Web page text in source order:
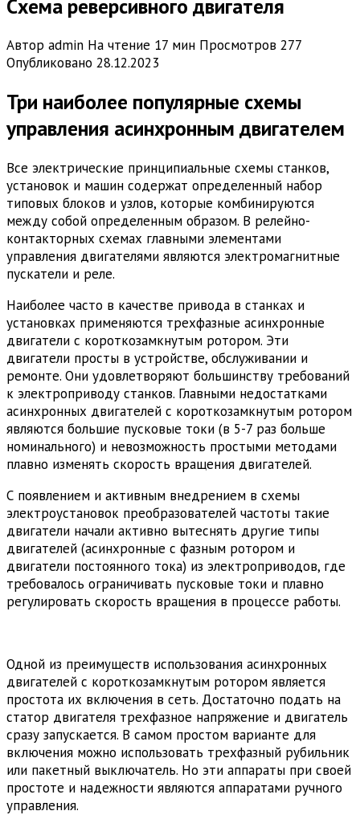
Схема реверсивного двигателя
Автор admin На чтение 17 мин Просмотров 277
Опубликовано 28.12.2023
Три наиболее популярные схемы
управления асинхронным двигателем
Все электрические принципиальные схемы станков,
установок и машин содержат определенный набор
типовых блоков и узлов, которые комбинируются
между собой определенным образом. В релейно-
контакторных схемах главными элементами
управления двигателями являются электромагнитные
пускатели и реле.
Наиболее часто в качестве привода в станках и
установках применяются трехфазные асинхронные
двигатели с короткозамкнутым ротором. Эти
двигатели просты в устройстве, обслуживании и
ремонте. Они удовлетворяют большинству требований
к электроприводу станков. Главными недостатками
асинхронных двигателей с короткозамкнутым ротором
являются большие пусковые токи (в 5-7 раз больше
номинального) и невозможность простыми методами
плавно изменять скорость вращения двигателей.
С появлением и активным внедрением в схемы
электроустановок преобразователей частоты такие
двигатели начали активно вытеснять другие типы
двигателей (асинхронные с фазным ротором и
двигатели постоянного тока) из электроприводов, где
требовалось ограничивать пусковые токи и плавно
регулировать скорость вращения в процессе работы.
Одной из преимуществ использования асинхронных
двигателей с короткозамкнутым ротором является
простота их включения в сеть. Достаточно подать на
статор двигателя трехфазное напряжение и двигатель
сразу запускается. В самом простом варианте для
включения можно использовать трехфазный рубильник
или пакетный выключатель. Но эти аппараты при своей
простоте и надежности являются аппаратами ручного
управления.